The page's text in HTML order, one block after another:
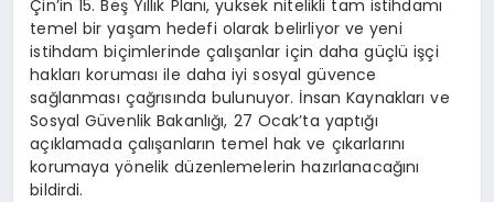
Çin’in 15. Beş Yıllık Planı, yüksek nitelikli tam istihdamı
temel bir yaşam hedefi olarak belirliyor ve yeni
istihdam biçimlerinde çalışanlar için daha güçlü işçi
hakları koruması ile daha iyi sosyal güvence
sağlanması çağrısında bulunuyor. İnsan Kaynakları ve
Sosyal Güvenlik Bakanlığı, 27 Ocak’ta yaptığı
açıklamada çalışanların temel hak ve çıkarlarını
korumaya yönelik düzenlemelerin hazırlanacağını
bildirdi.